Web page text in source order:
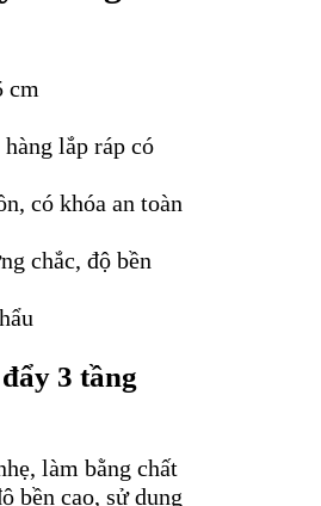
cm
lắp ráp có
có khóa an toàn
chắc, độ bền
3 tầng
làm bằng chất
bền cao, sử dụng